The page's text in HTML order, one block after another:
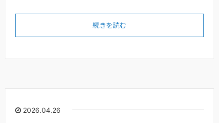
続きを読む
2026.04.26